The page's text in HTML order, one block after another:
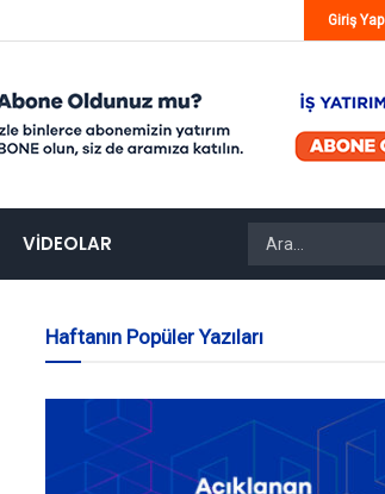
Giriş Yap
VIDEOLAR
Haftanın Popüler Yazıları